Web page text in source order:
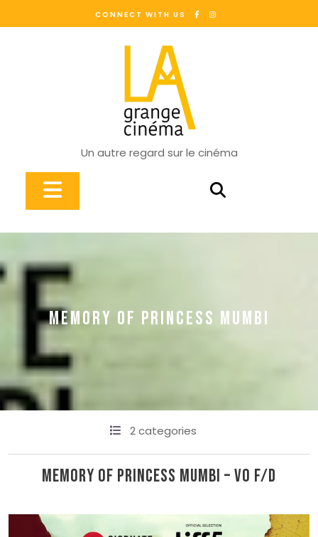
CONNECT WITH US
Un autre regard sur le cinéma
Open
MEMORY OF PRINCESS MUMBI
2 categories
Memory of princess Mumbi – VO F/D